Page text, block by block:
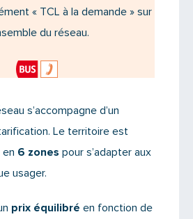
« TCL à la demande » sur
du réseau.
s’accompagne d’un
Le territoire est
en 6 zones pour s’adapter aux
usager.
prix équilibré en fonction de